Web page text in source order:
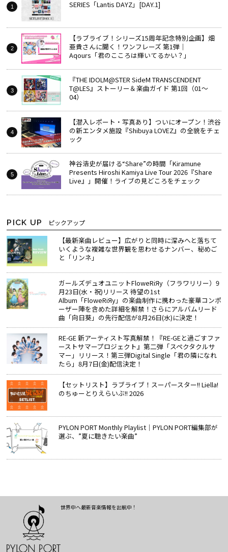
SERIES「Lantis DAYZ」[DAY.1]
【ラブライブ！シリーズ15周年記念特別企画】畑
亜貴さんに聞く！ワンフレーズ 第1弾｜
Aqours「君のこころは輝いてるかい？」
『THE IDOLM@STER SideM TRANSCENDENT
T@LES』ストーリー＆楽曲ガイド 第1回（01～
04）
【潜入レポート・写真あり】ついにオープン！渋谷
の新エンタメ施設『Shibuya LOVEZ』の全貌をチェ
ック
神谷浩史が届ける“Share”の時間――「Kiramune
Presents Hiroshi Kamiya Live Tour 2026『Share
Live』」開催！ライブの見どころをチェック
PICK UP ピックアップ
【最新楽曲レビュー】広がりと同時に深みへと落ちて
いくような複雑な世界観を思わせるナンバー、秘めご
と「リンネ」
ガールズデュオユニットFloweRiЯy（フラワリリー）9
月23日(水・祝)リリース 待望の1st
Album「FloweRiЯy」の楽曲制作に携わった豪華コンポ
ーザー陣を含めた詳細を解禁！さらにアルバムリード
曲「向日葵」の先行配信が8月26日(水)に決定！
RE-GE 新アーティスト写真解禁！『RE-GEと過ごすファ
ーストサマープロジェクト』第二弾「スペクタクルサ
マー」リリース！第三弾Digital Single「君の隣になれ
たら」8月7日(金)配信決定！
【セットリスト】ラブライブ！スーパースター!! Liella!
のちゅーとりえらいぶ!! 2026
PYLON PORT Monthly Playlist│PYLON PORT編集部が
選ぶ、”夏に聴きたい楽曲”
世界中へ最新音楽情報を出航中！